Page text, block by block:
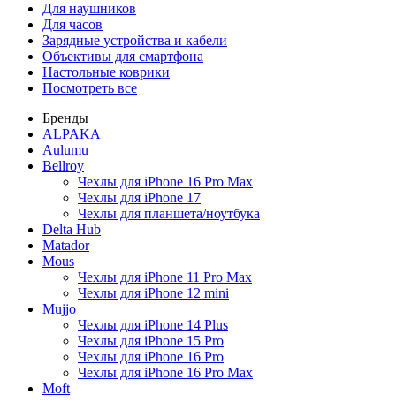
Для наушников
Для часов
Зарядные устройства и кабели
Объективы для смартфона
Настольные коврики
Посмотреть все
Бренды
ALPAKA
Aulumu
Bellroy
Чехлы для iPhone 16 Pro Max
Чехлы для iPhone 17
Чехлы для планшета/ноутбука
Delta Hub
Matador
Mous
Чехлы для iPhone 11 Pro Max
Чехлы для iPhone 12 mini
Mujjo
Чехлы для iPhone 14 Plus
Чехлы для iPhone 15 Pro
Чехлы для iPhone 16 Pro
Чехлы для iPhone 16 Pro Max
Moft